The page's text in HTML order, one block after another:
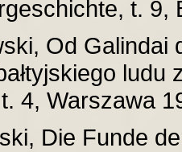
t. 9,
Od Galindai
4, Warszawa
Die Funde